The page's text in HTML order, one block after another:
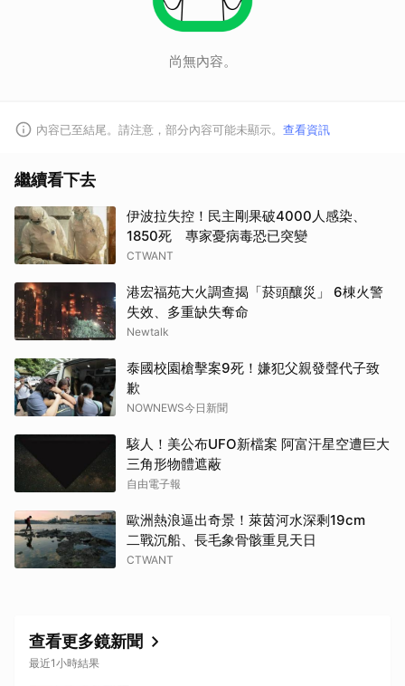
尚無內容。
內容已至結尾。請注意，部分內容可能未顯示。 查看資訊
繼續看下去
伊波拉失控！民主剛果破4000人感染、
1850死 專家憂病毒恐已突變
CTWANT
港宏福苑大火調查揭「菸頭釀災」 6棟火警
失效、多重缺失奪命
Newtalk
泰國校園槍擊案9死！嫌犯父親發聲代子致
歉
NOWNEWS今日新聞
駭人！美公布UFO新檔案 阿富汗星空遭巨大
三角形物體遮蔽
自由電子報
歐洲熱浪逼出奇景！萊茵河水深剩19cm
二戰沉船、長毛象骨骸重見天日
CTWANT
查看更多鏡新聞
最近1小時結果
取消